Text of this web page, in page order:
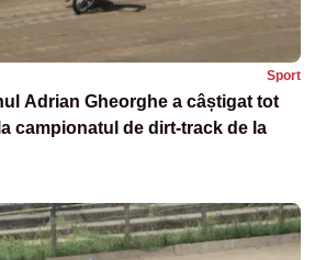
Sport
Adrian Gheorghe a câștigat tot
campionatul de dirt-track de la